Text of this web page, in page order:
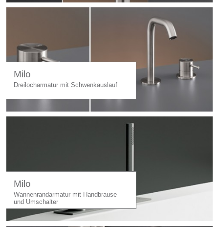
Milo
Dreilocharmatur mit Schwenkauslauf
Milo
Wannenrandarmatur mit Handbrause
und Umschalter